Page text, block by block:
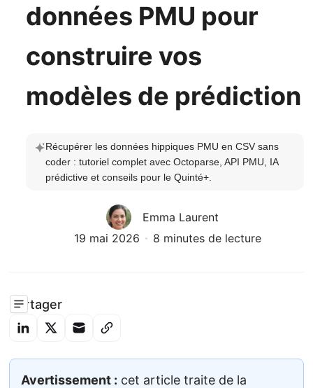
données PMU pour
construire vos
modèles de prédiction
Récupérer les données hippiques PMU en CSV sans
coder : tutoriel complet avec Octoparse, API PMU, IA
prédictive et conseils pour le Quinté+.
Emma Laurent
19 mai 2026
8 minutes de lecture
Partager
Avertissement : cet article traite de la